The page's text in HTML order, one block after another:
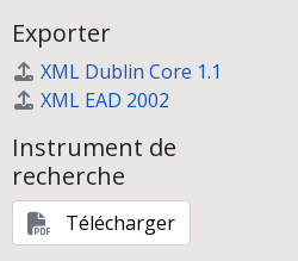
Exporter
XML Dublin Core 1.1
XML EAD 2002
Instrument de
recherche
Télécharger